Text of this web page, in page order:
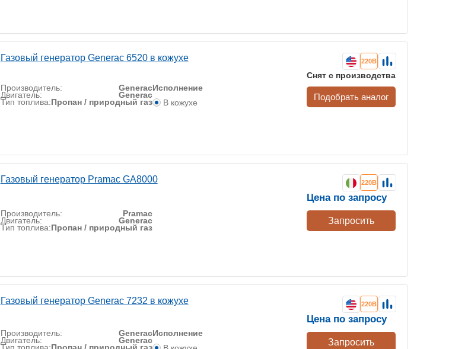
Газовый генератор Generac 6520 в кожухе
Производитель: Generac
Двигатель: Generac
Тип топлива:Пропан / природный газ
Исполнение
В кожухе
220В
Снят с производства
Подобрать аналог
Газовый генератор Pramac GA8000
Производитель: Pramac
Двигатель: Generac
Тип топлива:Пропан / природный газ
220В
Цена по запросу
Запросить
Газовый генератор Generac 7232 в кожухе
Производитель: Generac
Двигатель: Generac
Исполнение
220В
Цена по запросу
Запросить